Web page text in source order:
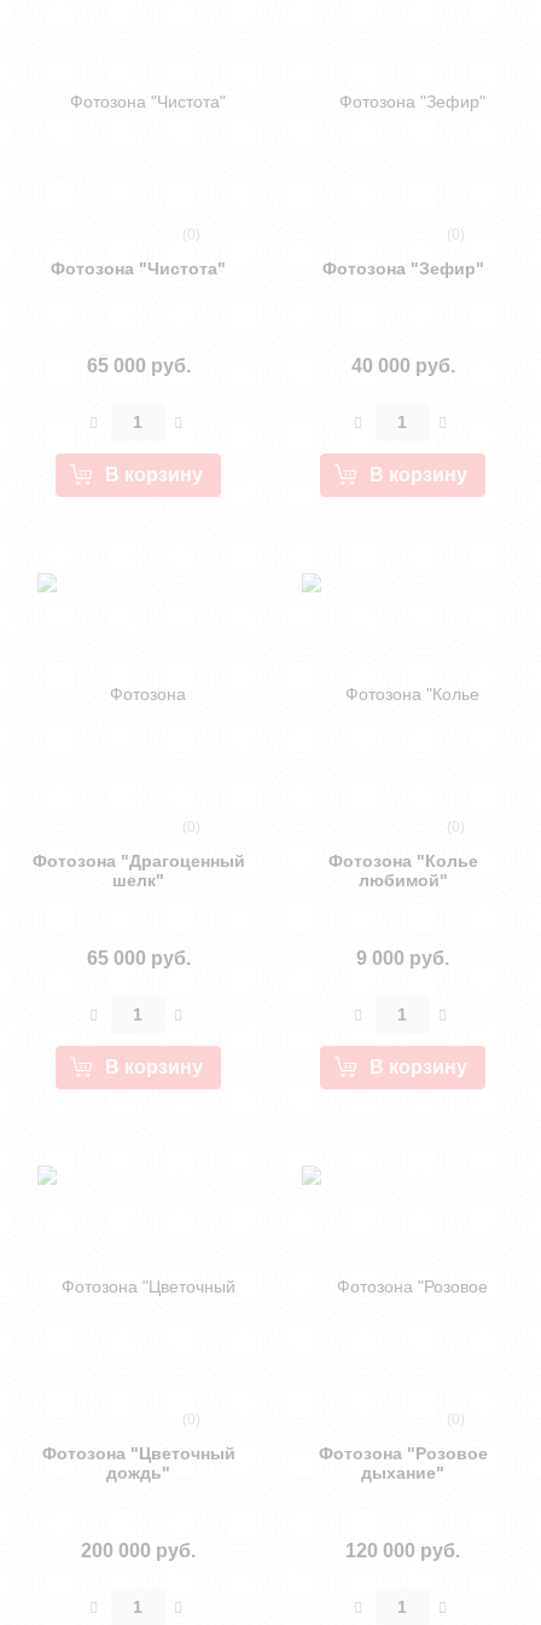
(0)
Фотозона "Чистота"
65 000 руб.
В корзину
(0)
Фотозона "Зефир"
40 000 руб.
В корзину
(0)
Фотозона "Драгоценный
шелк"
65 000 руб.
В корзину
(0)
Фотозона "Колье
любимой"
9 000 руб.
В корзину
(0)
Фотозона "Цветочный
дождь"
200 000 руб.
(0)
Фотозона "Розовое
дыхание"
120 000 руб.